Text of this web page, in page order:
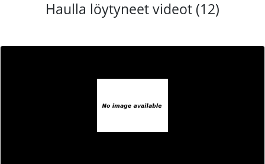
Haulla löytyneet videot (12)